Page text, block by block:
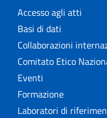
Accesso agli atti
Basi di dati
Collaborazioni
Comitato Etico
Eventi
Formazione
Laboratori di